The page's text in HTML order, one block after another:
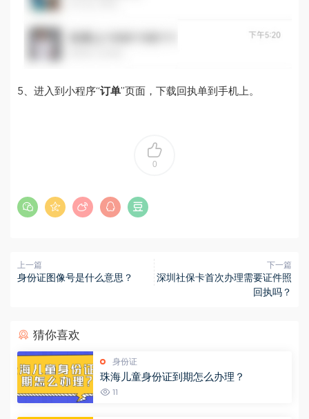
5、进入到小程序“订单”页面，下载回执单到手机上。
0
上一篇
身份证图像号是什么意思？
下一篇
深圳社保卡首次办理需要证件照
回执吗？
猜你喜欢
身份证
珠海儿童身份证到期怎么办理？
11